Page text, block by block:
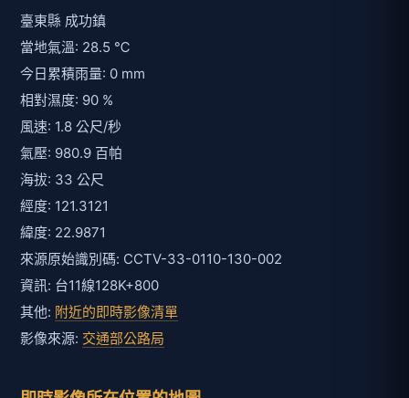
臺東縣 成功鎮
當地氣溫: 28.5 ℃
今日累積雨量: 0 mm
相對濕度: 90 %
風速: 1.8 公尺/秒
氣壓: 980.9 百帕
海拔: 33 公尺
經度: 121.3121
緯度: 22.9871
來源原始識別碼: CCTV-33-0110-130-002
資訊: 台11線128K+800
其他: 附近的即時影像清單
影像來源: 交通部公路局